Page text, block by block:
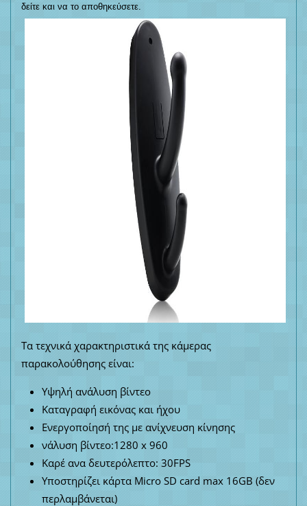
δείτε και να το αποθηκεύσετε.
Τα τεχνικά χαρακτηριστικά της κάμερας
παρακολούθησης είναι:
Υψηλή ανάλυση βίντεο
Καταγραφή εικόνας και ήχου
Ενεργοποίησή της με ανίχνευση κίνησης
νάλυση βίντεο:1280 x 960
Καρέ ανα δευτερόλεπτο: 30FPS
Υποστηρίζει κάρτα Micro SD card max 16GB (δεν
περλαμβάνεται)